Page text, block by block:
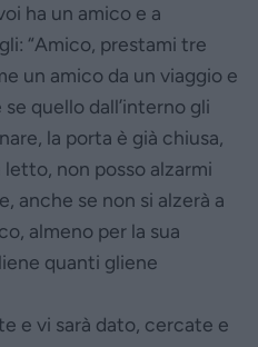
ha un amico e a
“Amico, prestami tre
un amico da un viaggio e
quello dall’interno gli
la porta è già chiusa,
letto, non posso alzarmi
anche se non si alzerà a
almeno per la sua
quanti gliene
e vi sarà dato, cercate e